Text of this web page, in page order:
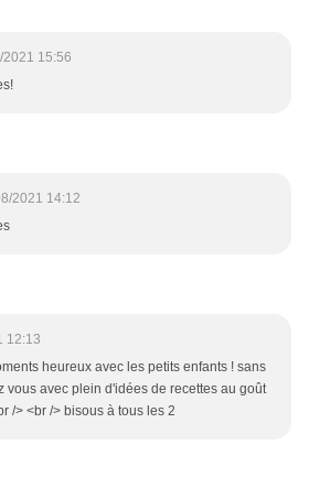
2021 15:56
2021 14:12
12:13
heureux avec les petits enfants ! sans
vous avec plein d'idées de recettes au goût
/> <br /> bisous à tous les 2